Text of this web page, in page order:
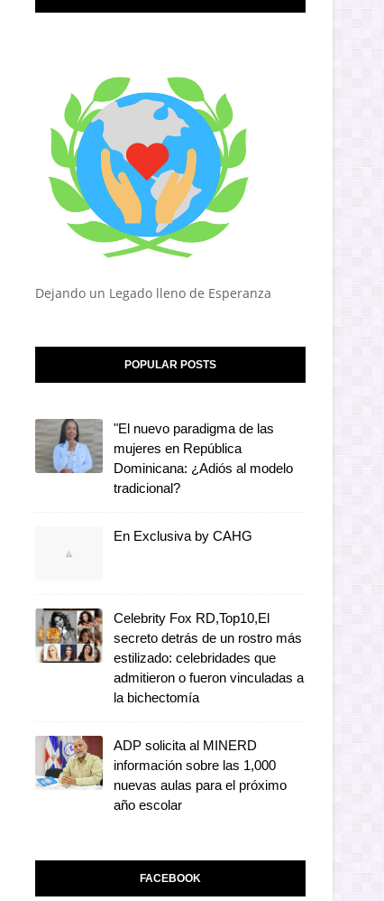
Dejando un Legado lleno de Esperanza
POPULAR POSTS
"El nuevo paradigma de las
mujeres en República
Dominicana: ¿Adiós al modelo
tradicional?
En Exclusiva by CAHG
Celebrity Fox RD,Top10,El
secreto detrás de un rostro más
estilizado: celebridades que
admitieron o fueron vinculadas a
la bichectomía
ADP solicita al MINERD
información sobre las 1,000
nuevas aulas para el próximo
año escolar
FACEBOOK